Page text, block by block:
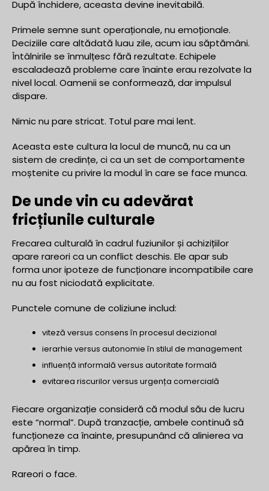
După închidere, aceasta devine inevitabilă.
Primele semne sunt operaționale, nu emoționale.
Deciziile care altădată luau zile, acum iau săptămâni.
Întâlnirile se înmulțesc fără rezultate. Echipele
escaladează probleme care înainte erau rezolvate la
nivel local. Oamenii se conformează, dar impulsul
dispare.
Nimic nu pare stricat. Totul pare mai lent.
Aceasta este cultura la locul de muncă, nu ca un
sistem de credințe, ci ca un set de comportamente
moștenite cu privire la modul în care se face munca.
De unde vin cu adevărat
fricțiunile culturale
Frecarea culturală în cadrul fuziunilor și achizițiilor
apare rareori ca un conflict deschis. Ele apar sub
forma unor ipoteze de funcționare incompatibile care
nu au fost niciodată explicitate.
Punctele comune de coliziune includ:
viteză versus consens în procesul decizional
ierarhie versus autonomie în stilul de management
influență informală versus autoritate formală
evitarea riscurilor versus urgența comercială
Fiecare organizație consideră că modul său de lucru
este “normal”. După tranzacție, ambele continuă să
funcționeze ca înainte, presupunând că alinierea va
apărea în timp.
Rareori o face.